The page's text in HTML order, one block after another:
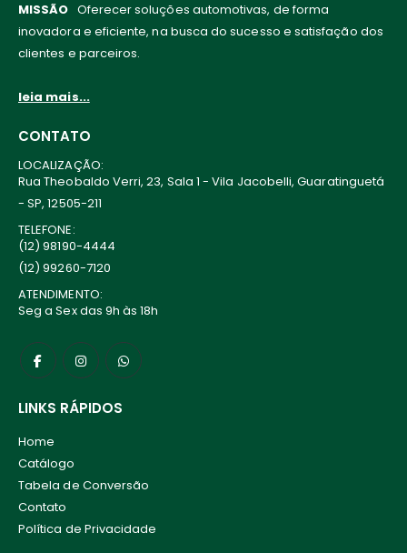
MISSÃO Oferecer soluções automotivas, de forma
inovadora e eficiente, na busca do sucesso e satisfação dos
clientes e parceiros.
leia mais...
CONTATO
LOCALIZAÇÃO:
Rua Theobaldo Verri, 23, Sala 1 - Vila Jacobelli, Guaratinguetá
- SP, 12505-211
TELEFONE:
(12) 98190-4444
(12) 99260-7120
ATENDIMENTO:
Seg a Sex das 9h às 18h
LINKS RÁPIDOS
Home
Catálogo
Tabela de Conversão
Contato
Política de Privacidade